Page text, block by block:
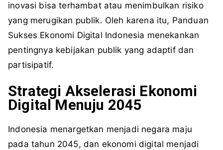
inovasi bisa terhambat atau menimbulkan risiko
yang merugikan publik. Oleh karena itu, Panduan
Sukses Ekonomi Digital Indonesia menekankan
pentingnya kebijakan publik yang adaptif dan
partisipatif.
Strategi Akselerasi Ekonomi
Digital Menuju 2045
Indonesia menargetkan menjadi negara maju
pada tahun 2045, dan ekonomi digital menjadi